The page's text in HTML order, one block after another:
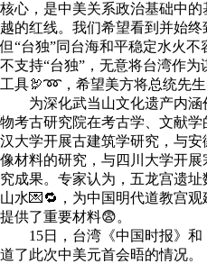
核心，是中美关系政治基础中
越的红线。我们希望看到并始终
但“台独”同台海和平稳定水火
不支持“台独”，无意将台湾作
工具🦃➿，希望美方将总统先生
为深化武当山文化遗产内涵
物考古研究院在考古学、文献
汉大学开展古建筑学研究，与
像材料的研究，与四川大学开
究成果。专家认为，五龙宫遗
山水💌🔁，为中国明代道教宫
提供了重要材料😨。
15日，台湾《中国时报》和
道了此次中美元首会晤的情况